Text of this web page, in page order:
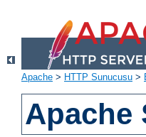
Apache > HTTP Sunucusu >
Apache